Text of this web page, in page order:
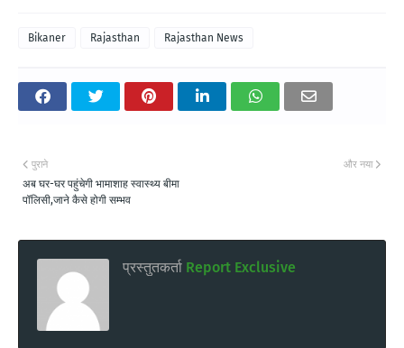
Bikaner Rajasthan Rajasthan News
और नया
पुराने
अब घर-घर पहुंचेगी भामाशाह स्वास्थ्य बीमा
पॉलिसी,जाने कैसे होगी सम्भव
प्रस्तुतकर्ता Report Exclusive